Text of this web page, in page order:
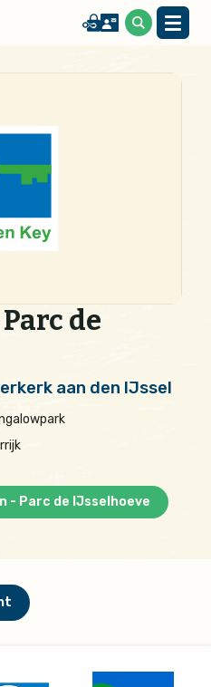
de
aan den IJssel
- Parc de IJsselhoeve